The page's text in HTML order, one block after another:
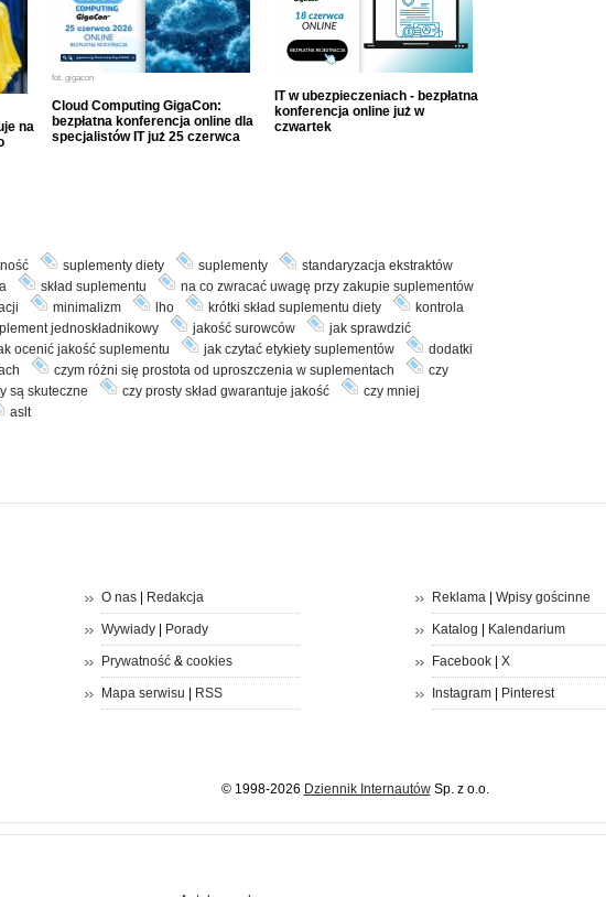
na
fot. gigacon
Cloud Computing GigaCon:
bezpłatna konferencja online dla
specjalistów IT już 25 czerwca
IT w ubezpieczeniach - bezpłatna
konferencja online już w
czwartek
suplementy diety suplementy
standaryzacja ekstraktów
skład suplementu
na co zwracać uwagę przy zakupie suplementów
minimalizm lho krótki skład suplementu diety
kontrola
jednoskładnikowy jakość surowców
jak sprawdzić
ocenić jakość suplementu jak czytać etykiety suplementów
dodatki
czym różni się prostota od uproszczenia w suplementach
czy
są skuteczne
czy prosty skład gwarantuje jakość
czy mniej
aslt
O nas| Redakcja
Wywiady| Porady
Prywatność& cookies
Mapa serwisu | RSS
Reklama| Wpisy gościnne
Katalog | Kalendarium
Facebook| X
Instagram| Pinterest
© 1998-2026 Dziennik InternautówSp. z o.o.